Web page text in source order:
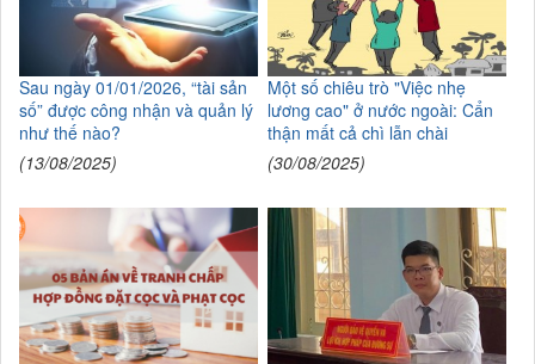
Sau ngày 01/01/2026, “tài sản
số” được công nhận và quản lý
như thế nào?
(13/08/2025)
Một số chiêu trò "Việc nhẹ
lương cao" ở nước ngoài: Cẩn
thận mất cả chì lẫn chài
(30/08/2025)